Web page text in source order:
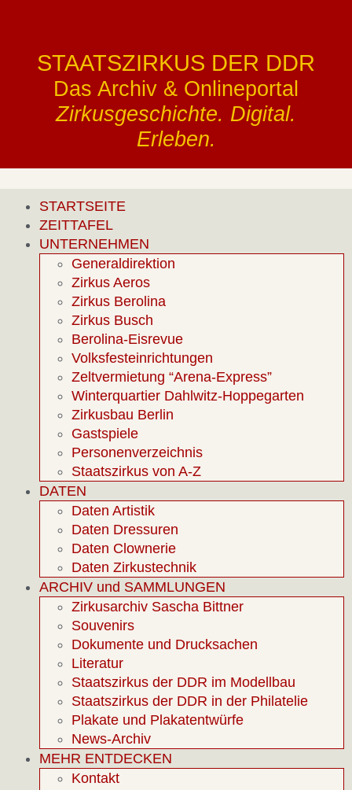
STAATSZIRKUS DER DDR
Das Archiv & Onlineportal
Zirkusgeschichte. Digital.
Erleben.
STARTSEITE
ZEITTAFEL
UNTERNEHMEN
Generaldirektion
Zirkus Aeros
Zirkus Berolina
Zirkus Busch
Berolina-Eisrevue
Volksfesteinrichtungen
Zeltvermietung “Arena-Express”
Winterquartier Dahlwitz-Hoppegarten
Zirkusbau Berlin
Gastspiele
Personenverzeichnis
Staatszirkus von A-Z
DATEN
Daten Artistik
Daten Dressuren
Daten Clownerie
Daten Zirkustechnik
ARCHIV und SAMMLUNGEN
Zirkusarchiv Sascha Bittner
Souvenirs
Dokumente und Drucksachen
Literatur
Staatszirkus der DDR im Modellbau
Staatszirkus der DDR in der Philatelie
Plakate und Plakatentwürfe
News-Archiv
MEHR ENTDECKEN
Kontakt